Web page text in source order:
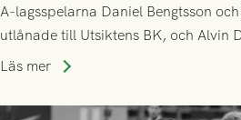
A-lagsspelarna Daniel Bengtsson
utlånade till Utsiktens BK, och Alvin
speltid i Hestrafors genom
Läs mer